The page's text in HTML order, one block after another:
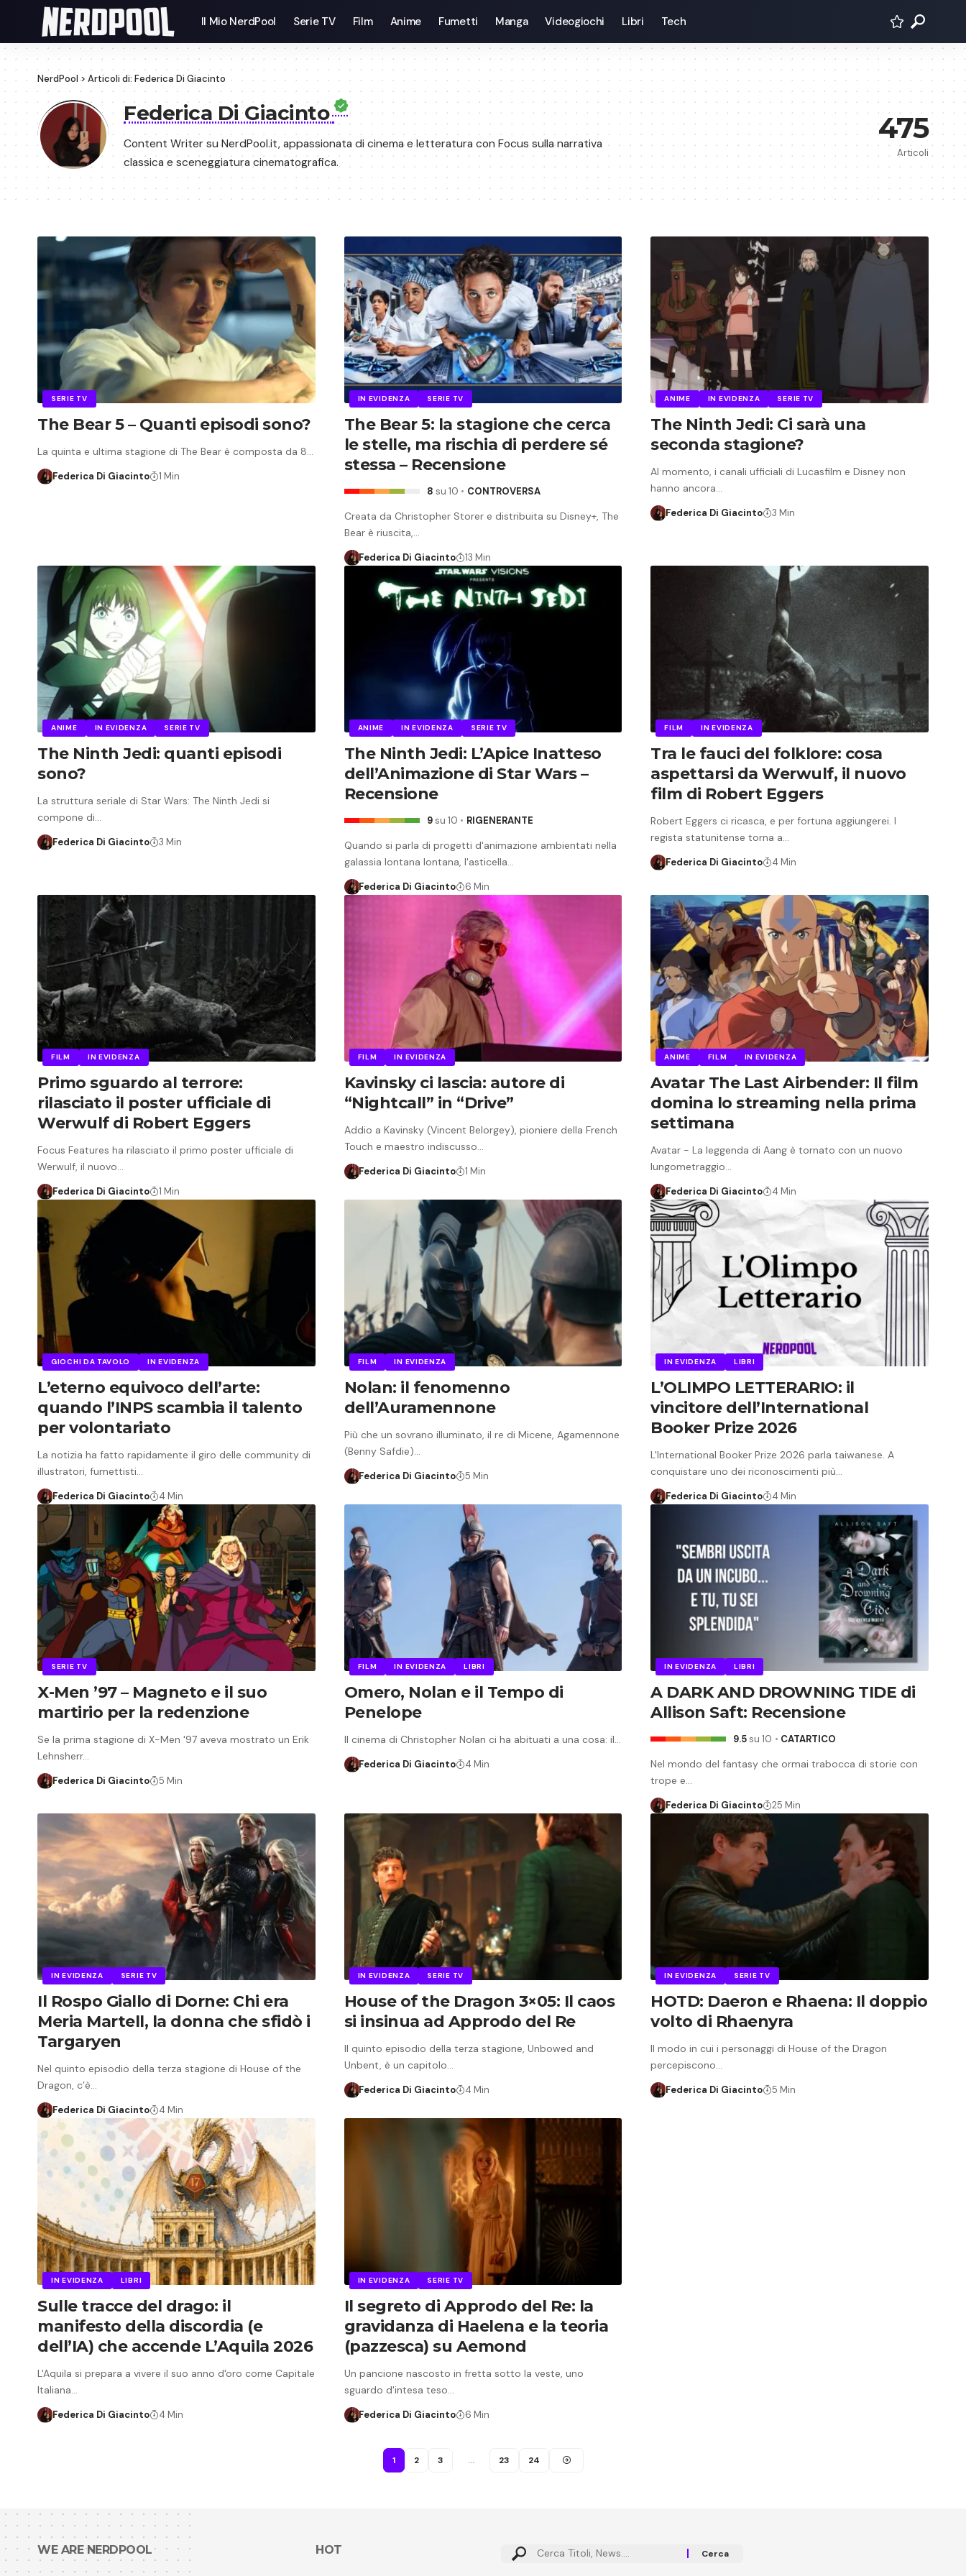
Il Mio NerdPool Serie TV Film Anime Fumetti Manga Videogiochi Libri Tech
NerdPool> Articoli di: Federica Di Giacinto
Federica Di Giacinto
Content Writer su NerdPool.it, appassionata di cinema e letteratura con Focus sulla narrativa
classica e sceneggiatura cinematografica.
475
Articoli
SERIE TV
The Bear 5 – Quanti episodi sono?
La quinta e ultima stagione di The Bear è composta da 8…
Federica Di Giacinto 1 Min
IN EVIDENZA SERIE TV
The Bear 5: la stagione che cerca
le stelle, ma rischia di perdere sé
stessa – Recensione
8 su 10 CONTROVERSA
Creata da Christopher Storer e distribuita su Disney+, The
Bear è riuscita,…
Federica Di Giacinto 13 Min
ANIME IN EVIDENZA SERIE TV
The Ninth Jedi: Ci sarà una
seconda stagione?
Al momento, i canali ufficiali di Lucasfilm e Disney non
hanno ancora…
Federica Di Giacinto 3 Min
ANIME IN EVIDENZA SERIE TV
The Ninth Jedi: quanti episodi
sono?
La struttura seriale di Star Wars: The Ninth Jedi si
compone di…
Federica Di Giacinto 3 Min
ANIME IN EVIDENZA SERIE TV
The Ninth Jedi: L’Apice Inatteso
dell’Animazione di Star Wars –
Recensione
9su 10 RIGENERANTE
Quando si parla di progetti d'animazione ambientati nella
galassia lontana lontana, l'asticella…
Federica Di Giacinto 6 Min
FILM IN EVIDENZA
Tra le fauci del folklore: cosa
aspettarsi da Werwulf, il nuovo
film di Robert Eggers
Robert Eggers ci ricasca, e per fortuna aggiungerei. l
regista statunitense torna a…
Federica Di Giacinto 4 Min
FILM IN EVIDENZA
Primo sguardo al terrore:
rilasciato il poster ufficiale di
Werwulf di Robert Eggers
Focus Features ha rilasciato il primo poster ufficiale di
Werwulf, il nuovo…
Federica Di Giacinto 1 Min
FILM IN EVIDENZA
Kavinsky ci lascia: autore di
“Nightcall” in “Drive”
Addio a Kavinsky (Vincent Belorgey), pioniere della French
Touch e maestro indiscusso…
Federica Di Giacinto 1 Min
ANIME FILM IN EVIDENZA
Avatar The Last Airbender: Il film
domina lo streaming nella prima
settimana
Avatar - La leggenda di Aang è tornato con un nuovo
lungometraggio…
Federica Di Giacinto 4 Min
GIOCHI DA TAVOLO IN EVIDENZA
L’eterno equivoco dell’arte:
quando l’INPS scambia il talento
per volontariato
La notizia ha fatto rapidamente il giro delle community di
illustratori, fumettisti…
Federica Di Giacinto 4 Min
FILM IN EVIDENZA
Nolan: il fenomenno
dell’Auramennone
Più che un sovrano illuminato, il re di Micene, Agamennone
(Benny Safdie)…
Federica Di Giacinto 5 Min
IN EVIDENZA LIBRI
L’OLIMPO LETTERARIO: il
vincitore dell’International
Booker Prize 2026
L'International Booker Prize 2026 parla taiwanese. A
conquistare uno dei riconoscimenti più…
Federica Di Giacinto 4 Min
SERIE TV
X-Men ’97 – Magneto e il suo
martirio per la redenzione
Se la prima stagione di X-Men '97 aveva mostrato un Erik
Lehnsherr…
Federica Di Giacinto 5 Min
FILM IN EVIDENZA LIBRI
Omero, Nolan e il Tempo di
Penelope
Il cinema di Christopher Nolan ci ha abituati a una cosa: il…
Federica Di Giacinto 4 Min
IN EVIDENZA LIBRI
A DARK AND DROWNING TIDE di
Allison Saft: Recensione
9.5su 10 CATARTICO
Nel mondo del fantasy che ormai trabocca di storie con
trope e…
Federica Di Giacinto 25 Min
IN EVIDENZA SERIE TV
Il Rospo Giallo di Dorne: Chi era
Meria Martell, la donna che sfidò i
Targaryen
Nel quinto episodio della terza stagione di House of the
Dragon, c’è…
Federica Di Giacinto 4 Min
IN EVIDENZA SERIE TV
House of the Dragon 3×05: Il caos
si insinua ad Approdo del Re
Il quinto episodio della terza stagione, Unbowed and
Unbent, è un capitolo…
Federica Di Giacinto 4 Min
IN EVIDENZA SERIE TV
HOTD: Daeron e Rhaena: Il doppio
volto di Rhaenyra
Il modo in cui i personaggi di House of the Dragon
percepiscono…
Federica Di Giacinto 5 Min
IN EVIDENZA LIBRI
Sulle tracce del drago: il
manifesto della discordia (e
dell’IA) che accende L’Aquila 2026
L'Aquila si prepara a vivere il suo anno d'oro come Capitale
Italiana…
Federica Di Giacinto 4 Min
IN EVIDENZA SERIE TV
Il segreto di Approdo del Re: la
gravidanza di Haelena e la teoria
(pazzesca) su Aemond
Un pancione nascosto in fretta sotto la veste, uno
sguardo d'intesa teso…
Federica Di Giacinto 6 Min
1 2 3 … 23 24
WE ARE NERDPOOL HOT Cerca: